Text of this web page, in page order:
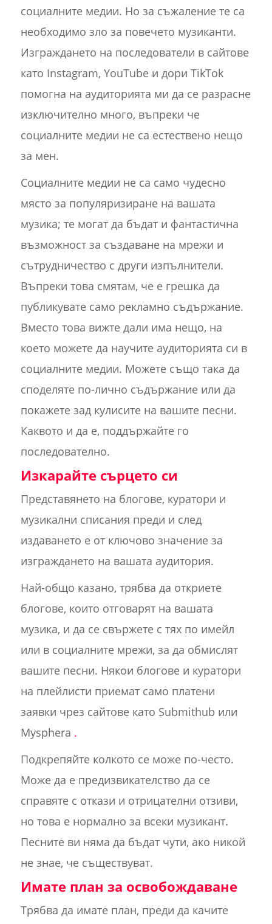
социалните медии. Но за съжаление те са
необходимо зло за повечето музиканти.
Изграждането на последователи в сайтове
като Instagram, YouTube и дори TikTok
помогна на аудиторията ми да се разрасне
изключително много, въпреки че
социалните медии не са естествено нещо
за мен.
Социалните медии не са само чудесно
място за популяризиране на вашата
музика; те могат да бъдат и фантастична
възможност за създаване на мрежи и
сътрудничество с други изпълнители.
Въпреки това смятам, че е грешка да
публикувате само рекламно съдържание.
Вместо това вижте дали има нещо, на
което можете да научите аудиторията си в
социалните медии. Можете също така да
споделяте по-лично съдържание или да
покажете зад кулисите на вашите песни.
Каквото и да е, поддържайте го
последователно.
Изкарайте сърцето си
Представянето на блогове, куратори и
музикални списания преди и след
издаването е от ключово значение за
изграждането на вашата аудитория.
Най-общо казано, трябва да откриете
блогове, които отговарят на вашата
музика, и да се свържете с тях по имейл
или в социалните мрежи, за да обмислят
вашите песни. Някои блогове и куратори
на плейлисти приемат само платени
заявки чрез сайтове като Submithub или
Mysphera .
Подкрепяйте колкото се може по-често.
Може да е предизвикателство да се
справяте с откази и отрицателни отзиви,
но това е нормално за всеки музикант.
Песните ви няма да бъдат чути, ако никой
не знае, че съществуват.
Имате план за освобождаване
Трябва да имате план, преди да качите